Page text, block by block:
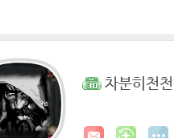
차분히천천